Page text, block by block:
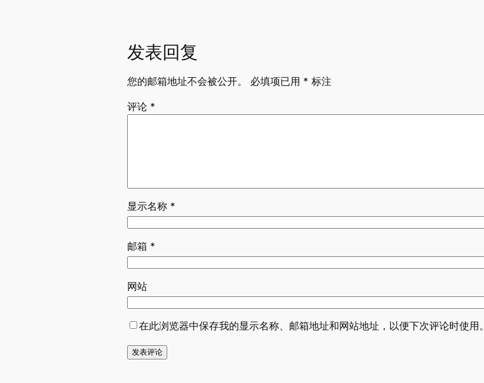
发表回复
您的邮箱地址不会被公开。 必填项已用 * 标注
评论 *
显示名称 *
邮箱 *
网站
在此浏览器中保存我的显示名称、邮箱地址和网站地址，以便下次评论时使用。